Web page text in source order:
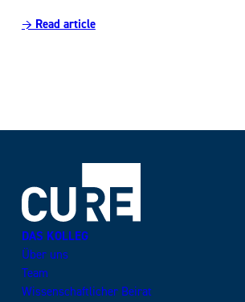
→ Read article
DAS KOLLEG
Über uns
Team
Wissenschaftlicher Beirat